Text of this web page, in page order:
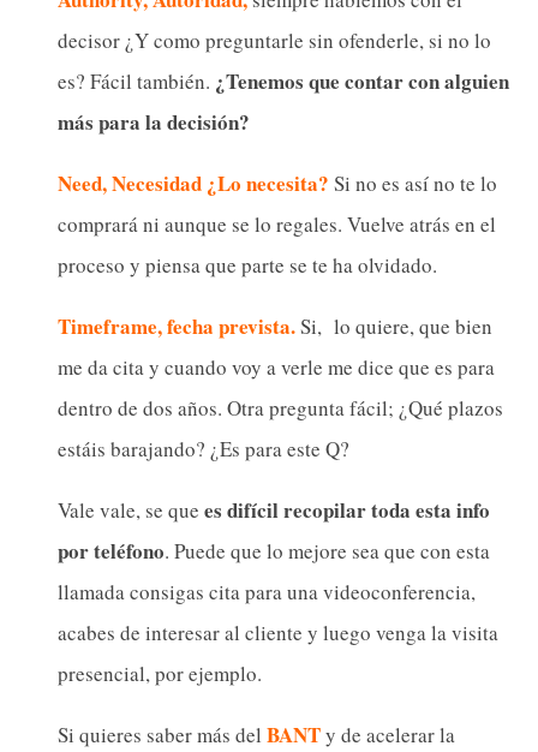
decisor ¿Y como preguntarle sin ofenderle, si no lo
es? Fácil también. ¿Tenemos que contar con alguien
más para la decisión?
Need, Necesidad ¿Lo necesita? Si no es así no te lo
comprará ni aunque se lo regales. Vuelve atrás en el
proceso y piensa que parte se te ha olvidado.
Timeframe, fecha prevista.Si, lo quiere, que bien
me da cita y cuando voy a verle me dice que es para
dentro de dos años. Otra pregunta fácil; ¿Qué plazos
estáis barajando? ¿Es para este Q?
Vale vale, se que es difícil recopilar toda esta info
por teléfono. Puede que lo mejore sea que con esta
llamada consigas cita para una videoconferencia,
acabes de interesar al cliente y luego venga la visita
presencial, por ejemplo.
Si quieres saber más del BANTy de acelerar la